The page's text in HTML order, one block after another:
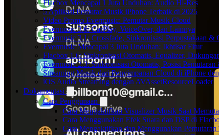
Flacbox Mencapai 1 Juta Unduhan: Audio Hi-Res
5 Aplikasi Pemutar Musik iPhone Terbaik di 2025
Video Promo Evermusic: Pemutar Musik Cloud
Evermusic 3.6: CarPlay, VoiceOver, dan Lainnya
Evermusic 3.1: Crossfade, Sinkronisasi Perpustakaan &
Evermusic Mencapai 3 Juta Unduhan: Ikhtisar Fitur
Flacbox 1.6: Sinkronisasi Otomatis, Equalizer,
Evermusic 2.3: Sinkronisasi Otomatis, Posisi Pemutaran
Streaming Musik dari Penyimpanan Cloud di iPhone
iOS Audio Streaming dengan AVAssetResourceLoader
Dokumentasi
Cara Penggunaan
Cara Mengaktifkan Visualizer Musik Saat
Cara Menggunakan Efek Suara dan DSP di
Cara Mengaktifkan dan Menggunakan Pemutaran